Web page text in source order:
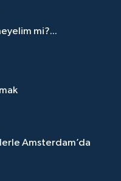
mi?...
Amsterdam’da